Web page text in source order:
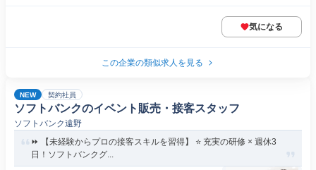
気になる
この企業の類似求人を見る
NEW 契約社員
ソフトバンクのイベント販売・接客スタッフ
ソフトバンク遠野
⏩️ 【未経験からプロの接客スキルを習得】 ⭐️ 充実の研修 × 週休3
日！ソフトバンクグ...